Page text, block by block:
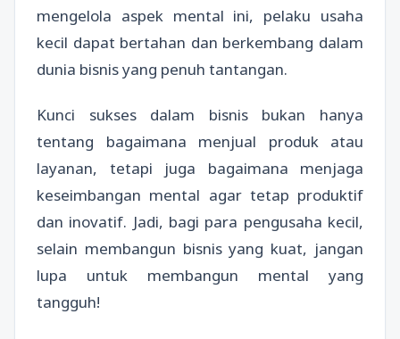
mengelola aspek mental ini, pelaku usaha
kecil dapat bertahan dan berkembang dalam
dunia bisnis yang penuh tantangan.
Kunci sukses dalam bisnis bukan hanya
tentang bagaimana menjual produk atau
layanan, tetapi juga bagaimana menjaga
keseimbangan mental agar tetap produktif
dan inovatif. Jadi, bagi para pengusaha kecil,
selain membangun bisnis yang kuat, jangan
lupa untuk membangun mental yang
tangguh!